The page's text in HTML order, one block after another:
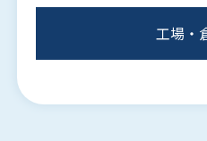
工場・